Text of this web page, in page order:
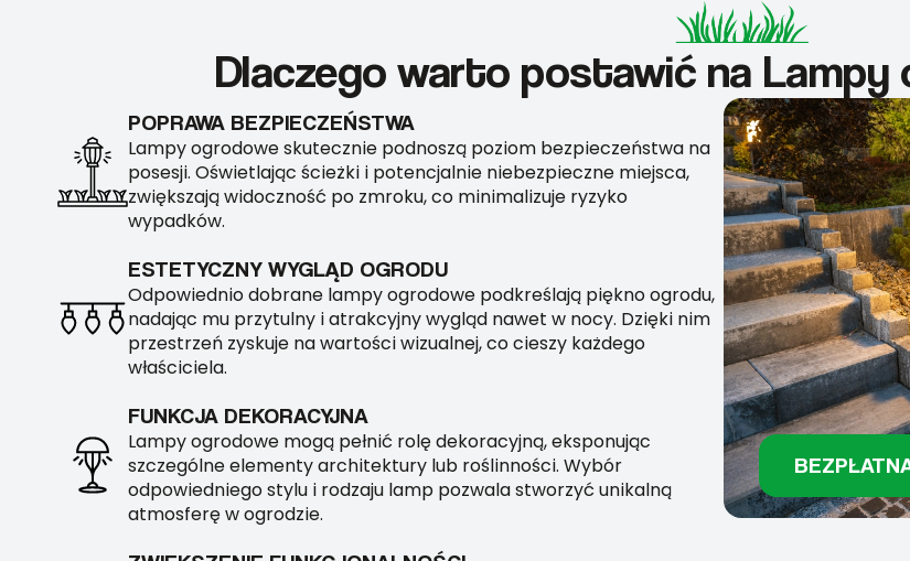
Dlaczego warto postawić na Lampy
POPRAWA BEZPIECZEŃSTWA
Lampy ogrodowe skutecznie podnoszą poziom bezpieczeństwa na
posesji. Oświetlając ścieżki i potencjalnie niebezpieczne miejsca,
zwiększają widoczność po zmroku, co minimalizuje ryzyko
wypadków.
ESTETYCZNY WYGLĄD OGRODU
Odpowiednio dobrane lampy ogrodowe podkreślają piękno ogrodu,
nadając mu przytulny i atrakcyjny wygląd nawet w nocy. Dzięki nim
przestrzeń zyskuje na wartości wizualnej, co cieszy każdego
właściciela.
FUNKCJA DEKORACYJNA
Lampy ogrodowe mogą pełnić rolę dekoracyjną, eksponując
szczególne elementy architektury lub roślinności. Wybór
odpowiedniego stylu i rodzaju lamp pozwala stworzyć unikalną
atmosferę w ogrodzie.